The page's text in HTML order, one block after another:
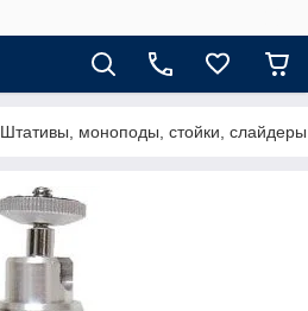
Штативы, моноподы, стойки, слайдеры